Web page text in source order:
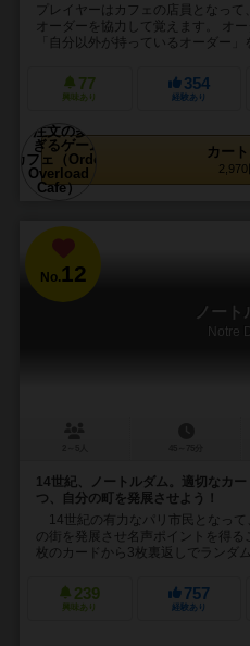
プレイヤーはカフェの店員となっ
オーダーを協力して覚えます。 オ
「自分以外が持っているオーダー」
77
興味あり
354
経験あり
カー
2,970
No.12
ノート
Notre
14世紀、ノートルダム。適切なカ
つ、自分の町を発展させよう！
14世紀の有力なパリ市民となって
の街を発展させ名声ポイントを得
枚のカードから3枚裏返しでランダ
239
興味あり
757
経験あり